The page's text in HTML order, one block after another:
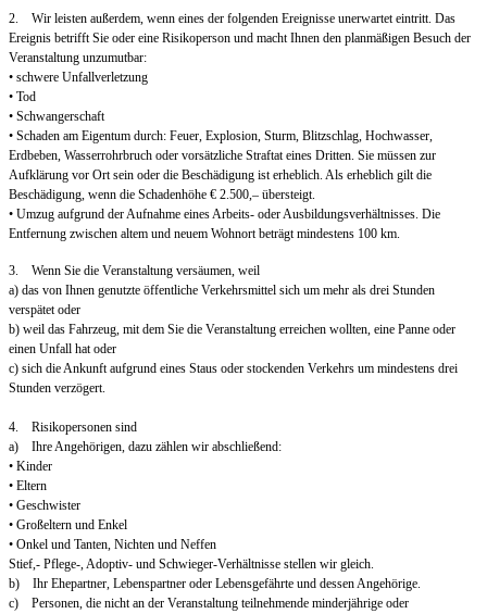
2. Wir leisten außerdem, wenn eines der folgenden Ereignisse unerwartet eintritt. Das
Ereignis betrifft Sie oder eine Risikoperson und macht Ihnen den planmäßigen Besuch der
Veranstaltung unzumutbar:
• schwere Unfallverletzung
• Tod
• Schwangerschaft
• Schaden am Eigentum durch: Feuer, Explosion, Sturm, Blitzschlag, Hochwasser,
Erdbeben, Wasserrohrbruch oder vorsätzliche Straftat eines Dritten. Sie müssen zur
Aufklärung vor Ort sein oder die Beschädigung ist erheblich. Als erheblich gilt die
Beschädigung, wenn die Schadenhöhe € 2.500,– übersteigt.
• Umzug aufgrund der Aufnahme eines Arbeits- oder Ausbildungsverhältnisses. Die
Entfernung zwischen altem und neuem Wohnort beträgt mindestens 100 km.
3. Wenn Sie die Veranstaltung versäumen, weil
a) das von Ihnen genutzte öffentliche Verkehrsmittel sich um mehr als drei Stunden
verspätet oder
b) weil das Fahrzeug, mit dem Sie die Veranstaltung erreichen wollten, eine Panne oder
einen Unfall hat oder
c) sich die Ankunft aufgrund eines Staus oder stockenden Verkehrs um mindestens drei
Stunden verzögert.
4. Risikopersonen sind
a) Ihre Angehörigen, dazu zählen wir abschließend:
• Kinder
• Eltern
• Geschwister
• Großeltern und Enkel
• Onkel und Tanten, Nichten und Neffen
Stief,- Pflege-, Adoptiv- und Schwieger-Verhältnisse stellen wir gleich.
b) Ihr Ehepartner, Lebenspartner oder Lebensgefährte und dessen Angehörige.
c) Personen, die nicht an der Veranstaltung teilnehmende minderjährige oder